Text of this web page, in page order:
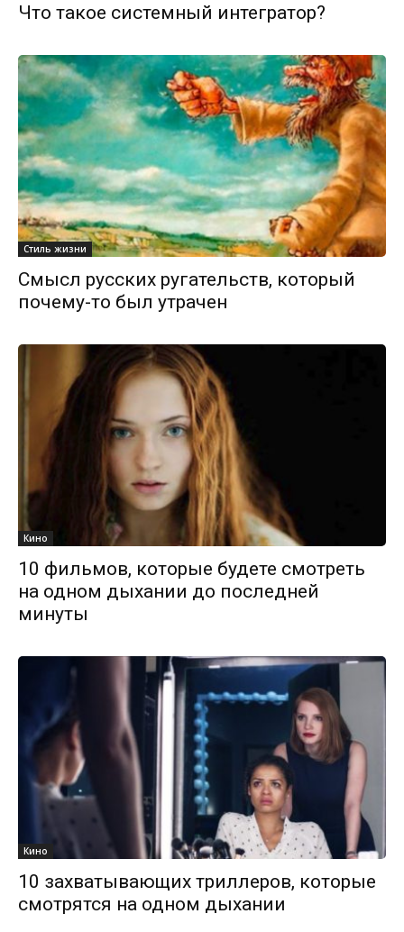
Что такое системный интегратор?
Стиль жизни
Смысл русских ругательств, который
почему-то был утрачен
Кино
10 фильмов, которые будете смотреть
на одном дыхании до последней
минуты
Кино
10 захватывающих триллеров, которые
смотрятся на одном дыхании